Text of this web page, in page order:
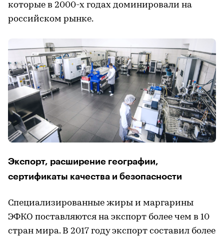
которые в 2000-х годах доминировали на
российском рынке.
Экспорт, расширение географии,
сертификаты качества и безопасности
Специализированные жиры и маргарины
ЭФКО поставляются на экспорт более чем в 10
стран мира. В 2017 году экспорт составил более